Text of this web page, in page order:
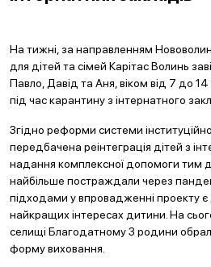
На тижні, за направленням
для дітей та сімей Карітас Волинь
Павло, Давід та Аня, віком від 7 до 14
під час карантину з інтернатного
Згідно реформи системи
передбачена реінтеграція дітей з
надання комплексної допомоги тим
найбільше постраждали через
підходами у впровадженні проекту є
найкращих інтересах дитини. На
селищі Благодатному 3 родини
форму виховання.